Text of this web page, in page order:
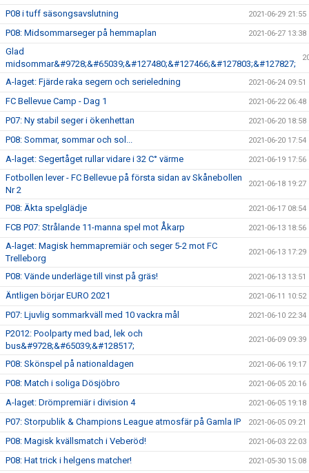
P08 i tuff säsongsavslutning 2021-06-29 21:55
P08: Midsommarseger på hemmaplan 2021-06-27 13:38
Glad
midsommar&#9728;&#65039;&#127480;&#127466;&#127803;&#127827;
A-laget: Fjärde raka segern och serieledning 2021-06-24 09:51
FC Bellevue Camp - Dag 1 2021-06-22 06:48
P07: Ny stabil seger i ökenhettan 2021-06-20 18:58
P08: Sommar, sommar och sol... 2021-06-20 17:54
A-laget: Segertåget rullar vidare i 32 C° värme 2021-06-19 17:56
Fotbollen lever - FC Bellevue på första sidan av Skånebollen
Nr 2
2021-06-18 19:27
P08: Äkta spelglädje 2021-06-17 08:54
FCB P07: Strålande 11-manna spel mot Åkarp 2021-06-13 18:56
A-laget: Magisk hemmapremiär och seger 5-2 mot FC
Trelleborg
2021-06-13 17:29
P08: Vände underläge till vinst på gräs! 2021-06-13 13:51
Äntligen börjar EURO 2021 2021-06-11 10:52
P07: Ljuvlig sommarkväll med 10 vackra mål 2021-06-10 22:34
P2012: Poolparty med bad, lek och
bus&#9728;&#65039;&#128517;
2021-06-09 09:39
P08: Skönspel på nationaldagen 2021-06-06 19:17
P08: Match i soliga Dösjöbro 2021-06-05 20:16
A-laget: Drömpremiär i division 4 2021-06-05 19:18
P07: Storpublik & Champions League atmosfär på Gamla IP 2021-06-05 09:21
P08: Magisk kvällsmatch i Veberöd! 2021-06-03 22:03
P08: Hat trick i helgens matcher! 2021-05-30 15:08